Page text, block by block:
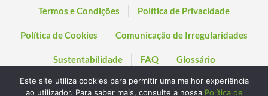
Termos e Condições Política de Privacidade
Política de Cookies Comunicação de Irregularidades
Sustentabilidade FAQ Glossário
Este site utiliza cookies para permitir uma melhor experiência
ao utilizador. Para saber mais, consulte a nossa Política de